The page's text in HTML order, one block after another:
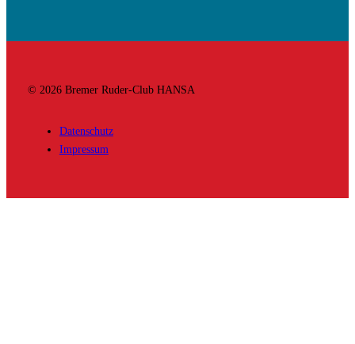
© 2026 Bremer Ruder-Club HANSA
Datenschutz
Impressum